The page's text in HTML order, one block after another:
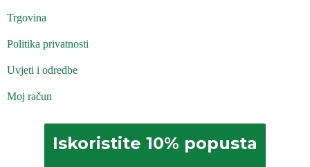
Trgovina
Politika privatnosti
Uvjeti i odredbe
Moj račun
Iskoristite 10% popusta